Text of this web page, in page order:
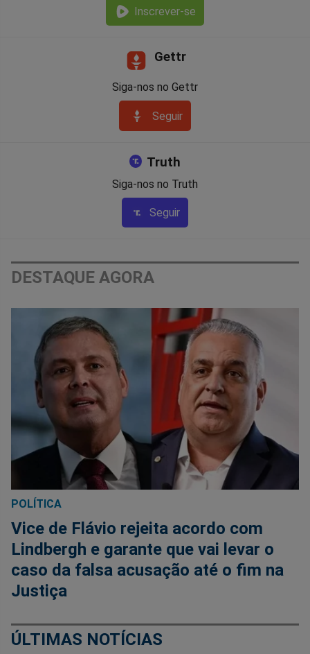
Inscrever-se
Gettr
Siga-nos no Gettr
Seguir
Truth
Siga-nos no Truth
Seguir
DESTAQUE AGORA
POLÍTICA
Vice de Flávio rejeita acordo com
Lindbergh e garante que vai levar o
caso da falsa acusação até o fim na
Justiça
ÚLTIMAS NOTÍCIAS